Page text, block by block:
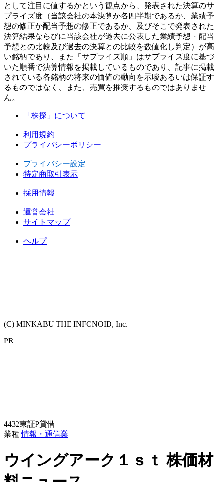
として注目に値するかという観点から、発表された決算のサ
プライズ度（当該会社の本決算か各四半期であるか、業績予
想の修正か配当予想の修正であるか、及びそこで発表された
決算結果ならびに当該会社が過去に公表した業績予想・配当
予想との比較及び過去の決算との比較を数値化し判定）が高
い銘柄であり、また「サプライズ順」はサプライズ度に基づ
いた順番で決算情報を掲載しているものであり、記事に掲載
されている各銘柄の将来の価値の動向を示唆あるいは保証す
るものではなく、また、売買を推奨するものではありませ
ん。
「株探」について
|
利用規約
プライバシーポリシー
|
プライバシー設定
特定商取引表示
|
採用情報
|
運営会社
サイトマップ
|
ヘルプ
(C) MINKABU THE INFONOID, Inc.
PR
4432東証P貸借
業種情報・通信業
ウイングアーク１ｓｔ株価材